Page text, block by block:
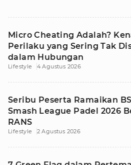
Micro Cheating Adalah?
Perilaku yang Sering Tak
dalam Hubungan
Lifestyle 4 Agustus 2026
Seribu Peserta Ramaikan
Smash League Padel 2026
RANS
Lifestyle 2 Agustus 2026